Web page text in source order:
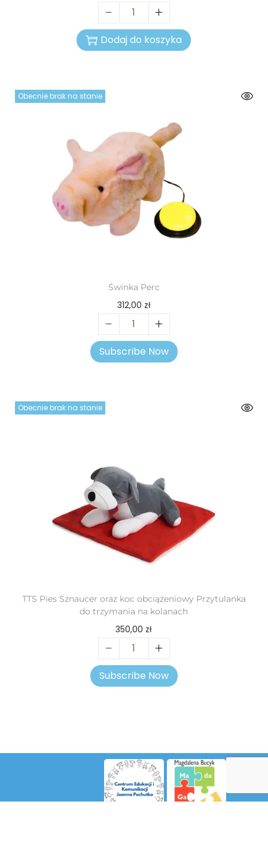
Dodaj do koszyka
Obecnie brak na stanie
Świnka Perc
312,00 zł
Subscribe Now
Obecnie brak na stanie
TTS Pies Sznaucer oraz koc obciążeniowy Przytulanka
do trzymania na kolanach
350,00 zł
Subscribe Now